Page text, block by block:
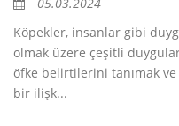
Köpekler, insanlar gibi
olmak üzere çeşitli
öfke belirtilerini tanımak ve
bir ilişk...